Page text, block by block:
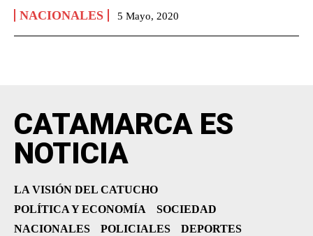
NACIONALES 5 Mayo, 2020
CATAMARCA ES
NOTICIA
LA VISIÓN DEL CATUCHO
POLÍTICA Y ECONOMÍA
SOCIEDAD
NACIONALES
POLICIALES
DEPORTES